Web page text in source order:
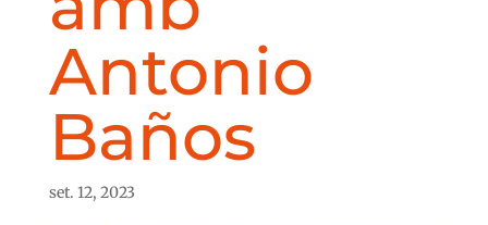
Antonio
Baños
set. 12, 2023